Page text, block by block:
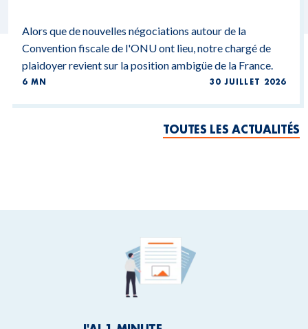
Alors que de nouvelles négociations autour de la
Convention fiscale de l'ONU ont lieu, notre chargé de
plaidoyer revient sur la position ambigüe de la France.
6 MN 30 JUILLET 2026
TOUTES LES ACTUALITÉS